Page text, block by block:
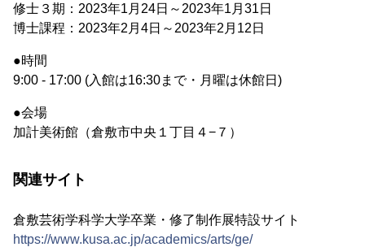
修士３期：2023年1月24日～2023年1月31日
博士課程：2023年2月4日～2023年2月12日
●時間
9:00 - 17:00 (入館は16:30まで・月曜は休館日)
●会場
加計美術館（倉敷市中央１丁目４−７）
関連サイト
倉敷芸術学科学大学卒業・修了制作展特設サイト
https://www.kusa.ac.jp/academics/arts/ge/